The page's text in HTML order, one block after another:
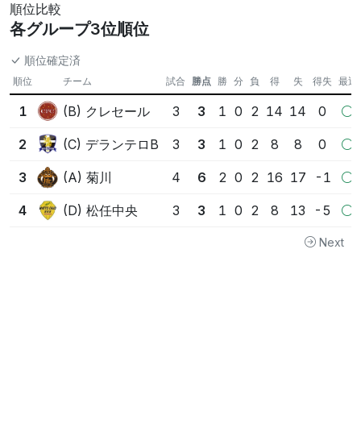
順位比較
各グループ3位順位
順位確定済
順位 チーム 試合 勝点 勝 分 負 得 失 得失 最近
1 (B) クレセール 3 3 1 0 2 14 14 0
2 (C) デランテロB 3 3 1 0 2 8 8 0
3 (A) 菊川 4 6 2 0 2 16 17 -1
4 (D) 松任中央 3 3 1 0 2 8 13 -5
Next